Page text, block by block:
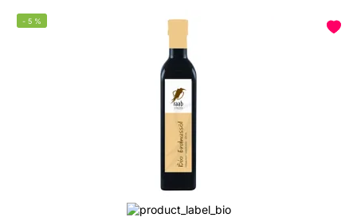
- 5 %